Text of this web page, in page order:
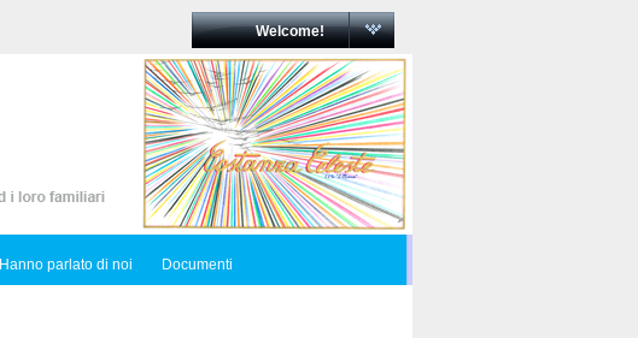
Welcome!
Hanno parlato di noi Documenti